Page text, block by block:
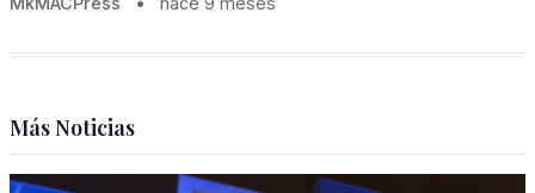
Más Noticias